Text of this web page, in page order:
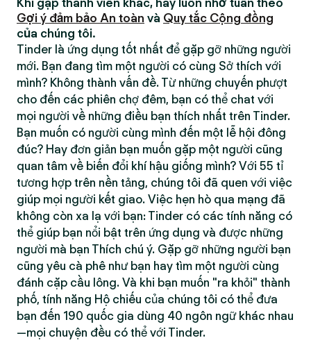
Khi gặp thành viên khác, hãy luôn nhớ tuân theo
Gợi ý đảm bảo An toàn và Quy tắc Cộng đồng
của chúng tôi.
Tinder là ứng dụng tốt nhất để gặp gỡ những người
mới. Bạn đang tìm một người có cùng Sở thích với
mình? Không thành vấn đề. Từ những chuyến phượt
cho đến các phiên chợ đêm, bạn có thể chat với
mọi người về những điều bạn thích nhất trên Tinder.
Bạn muốn có người cùng mình đến một lễ hội đông
đúc? Hay đơn giản bạn muốn gặp một người cũng
quan tâm về biến đổi khí hậu giống mình? Với 55 tỉ
tương hợp trên nền tảng, chúng tôi đã quen với việc
giúp mọi người kết giao. Việc hẹn hò qua mạng đã
không còn xa lạ với bạn: Tinder có các tính năng có
thể giúp bạn nổi bật trên ứng dụng và được những
người mà bạn Thích chú ý. Gặp gỡ những người bạn
cũng yêu cà phê như bạn hay tìm một người cùng
đánh cặp cầu lông. Và khi bạn muốn "ra khỏi" thành
phố, tính năng Hộ chiếu của chúng tôi có thể đưa
bạn đến 190 quốc gia dùng 40 ngôn ngữ khác nhau
—mọi chuyện đều có thể với Tinder.